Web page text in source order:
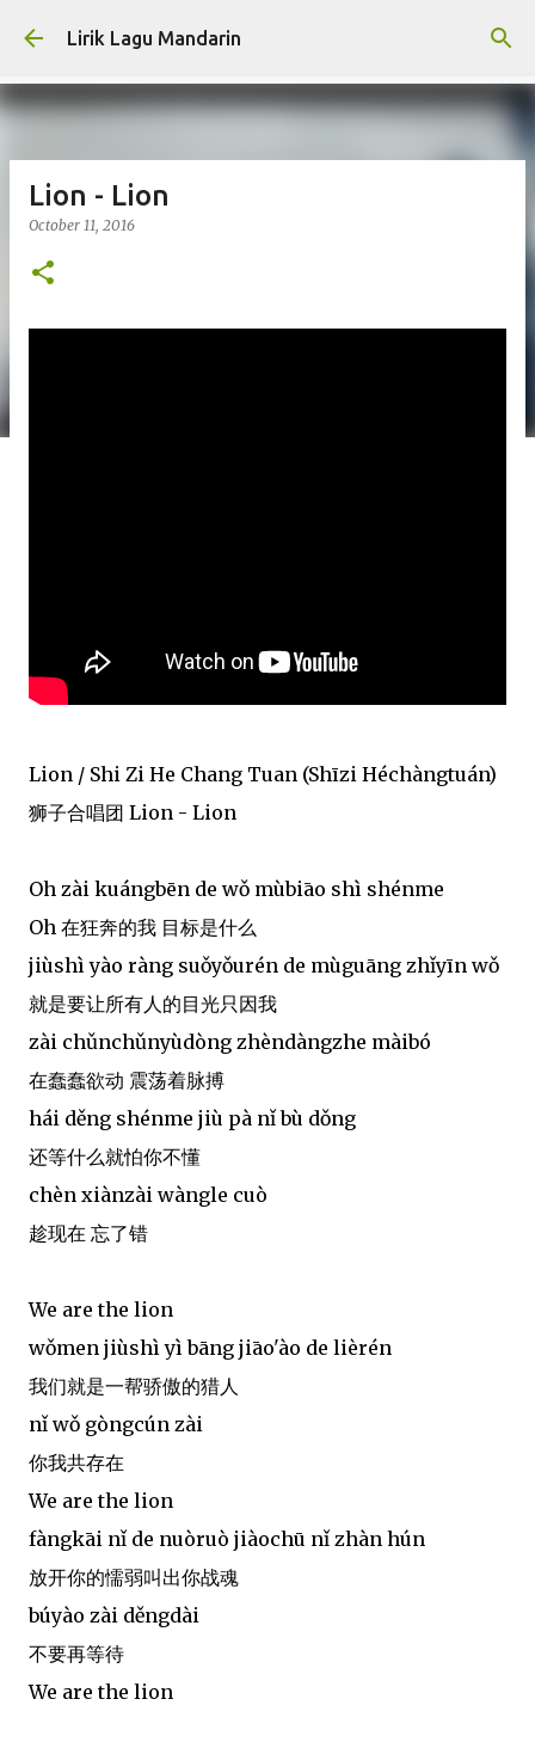
Skip to main content
Lirik Lagu Mandarin
Lion - Lion
October 11, 2016
Lion / Shi Zi He Chang Tuan (Shīzi Héchàngtuán)
狮子合唱团 Lion - Lion
Oh zài kuángbēn de wǒ mùbiāo shì shénme
Oh 在狂奔的我 目标是什么
jiùshì yào ràng suǒyǒurén de mùguāng zhǐyīn wǒ
就是要让所有人的目光只因我
zài chǔnchǔnyùdòng zhèndàngzhe màibó
在蠢蠢欲动 震荡着脉搏
hái děng shénme jiù pà nǐ bù dǒng
还等什么就怕你不懂
chèn xiànzài wàngle cuò
趁现在 忘了错
We are the lion
wǒmen jiùshì yì bāng jiāo'ào de lièrén
我们就是一帮骄傲的猎人
nǐ wǒ gòngcún zài
你我共存在
We are the lion
fàngkāi nǐ de nuòruò jiàochū nǐ zhàn hún
放开你的懦弱叫出你战魂
búyào zài děngdài
不要再等待
We are the lion